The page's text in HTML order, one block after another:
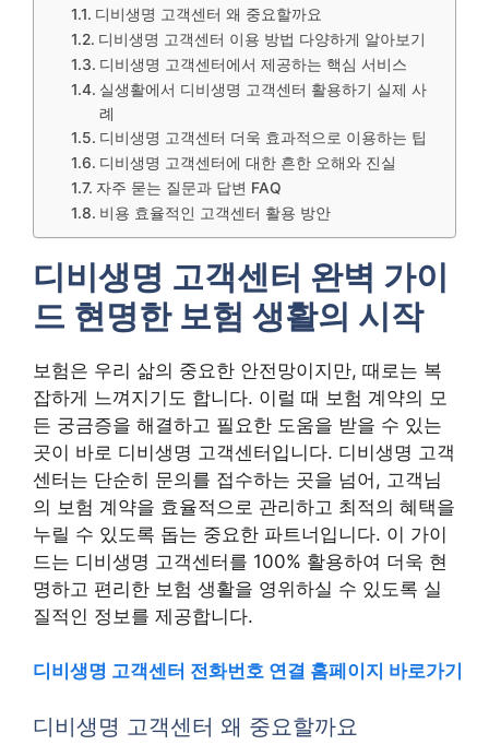
디비생명 고객센터 왜 중요할까요
디비생명 고객센터 이용 방법 다양하게 알아보기
디비생명 고객센터에서 제공하는 핵심 서비스
실생활에서 디비생명 고객센터 활용하기 실제 사
례
디비생명 고객센터 더욱 효과적으로 이용하는 팁
디비생명 고객센터에 대한 흔한 오해와 진실
자주 묻는 질문과 답변 FAQ
비용 효율적인 고객센터 활용 방안
디비생명 고객센터 완벽 가이
드 현명한 보험 생활의 시작
보험은 우리 삶의 중요한 안전망이지만, 때로는 복
잡하게 느껴지기도 합니다. 이럴 때 보험 계약의 모
든 궁금증을 해결하고 필요한 도움을 받을 수 있는
곳이 바로 디비생명 고객센터입니다. 디비생명 고객
센터는 단순히 문의를 접수하는 곳을 넘어, 고객님
의 보험 계약을 효율적으로 관리하고 최적의 혜택을
누릴 수 있도록 돕는 중요한 파트너입니다. 이 가이
드는 디비생명 고객센터를 100% 활용하여 더욱 현
명하고 편리한 보험 생활을 영위하실 수 있도록 실
질적인 정보를 제공합니다.
디비생명 고객센터 전화번호 연결 홈페이지 바로가기
디비생명 고객센터 왜 중요할까요